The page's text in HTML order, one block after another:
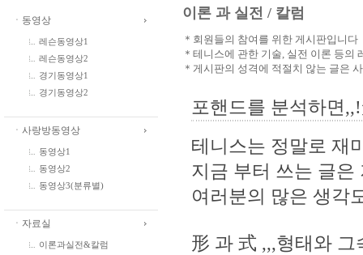
ㆍ동영상
레슨동영상1
레슨동영상2
경기동영상1
경기동영상2
ㆍ사랑방동영상
동영상1
동영상2
동영상3(분류별)
ㆍ자료실
이론과실전&칼럼
이론 과 실전 / 칼럼
＊회원들의 참여를 위한 게시판입니다
＊테니스에 관한 기술, 실전 이론 등의
＊게시판의 성격에 적절치 않는 글은
포핸드를 분석하면
테니스는 정말로 재
지금 부터 쓰는 글은
여러분의 많은 생각
形 과 式 ,,,형태와